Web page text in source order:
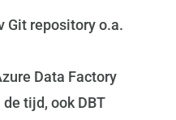
Git repository o.a.
Data Factory
tijd, ook DBT